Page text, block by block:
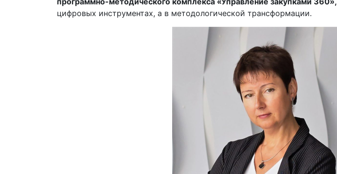
цифровых инструментах, а в методологической трансформации.